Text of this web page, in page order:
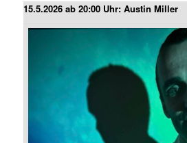
15.5.2026 ab 20:00 Uhr: Austin Miller